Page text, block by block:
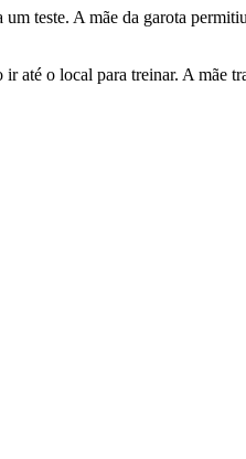
teste. A mãe da garota
o local para treinar. A mãe